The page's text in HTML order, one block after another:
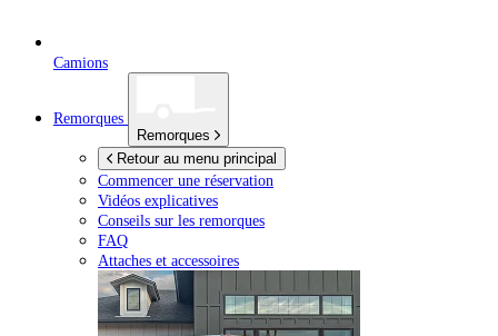
Camions
Remorques
Remorques
Retour au menu principal
Commencer une réservation
Vidéos explicatives
Conseils sur les remorques
FAQ
Attaches et accessoires